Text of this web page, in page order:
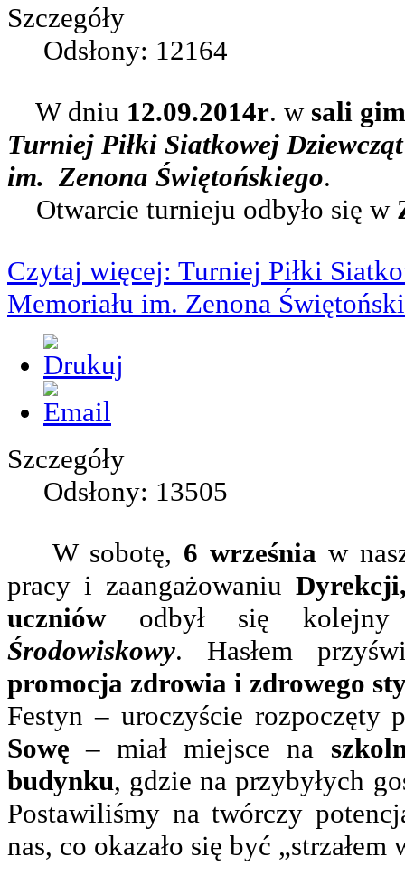
Szczegóły
Odsłony: 12164
W dniu 12.09.2014r. wsali
Turniej Piłki Siatkowej
im. Zenona Świętońskiego.
Otwarcie turnieju odbyło się w
Czytaj więcej: Turniej Piłki
Memoriału im. Zenona
Szczegóły
Odsłony: 13505
W sobotę, 6 września w
pracy i zaangażowaniu
uczniówodbył się
Środowiskowy. Hasłem
promocja zdrowia i zdrowego
Festyn – uroczyście rozpoczęty
Sowę – miał miejsce na
budynku, gdzie na przybyłych
Postawiliśmy na twórczy
nas, co okazało się być „strzałem